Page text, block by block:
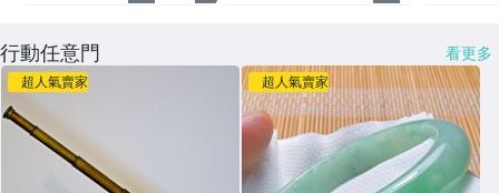
行動任意門 看更多
超人氣賣家 超人氣賣家